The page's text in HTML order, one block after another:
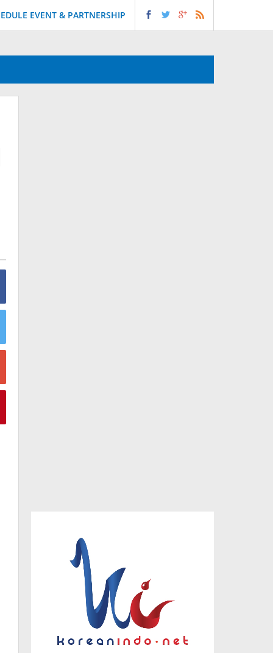
EVENT & PARTNERSHIP